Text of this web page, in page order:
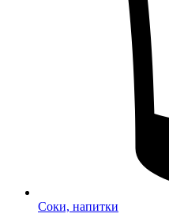
Соки, напитки